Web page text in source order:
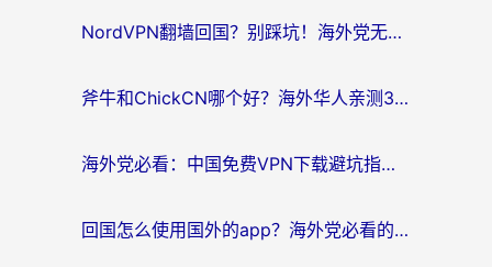
NordVPN翻墙回国？别踩坑！海外党无缝访问国内资源的真实指南
斧牛和ChickCN哪个好？海外华人亲测3款回国加速器+免费试用攻略
海外党必看：中国免费VPN下载避坑指南 + 无缝访问国内资源的终极方案
回国怎么使用国外的app？海外党必看的无缝访问国内资源全攻略